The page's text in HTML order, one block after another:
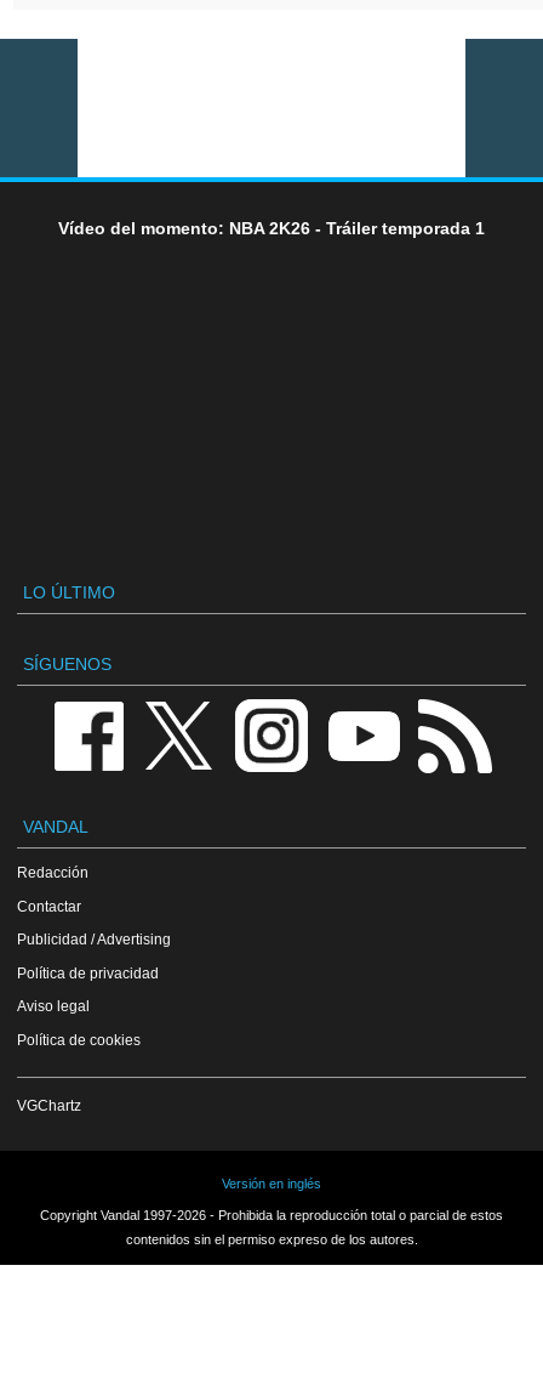
Vídeo del momento: NBA 2K26 - Tráiler temporada 1
LO ÚLTIMO
SÍGUENOS
VANDAL
Redacción
Contactar
Publicidad / Advertising
Política de privacidad
Aviso legal
Política de cookies
VGChartz
Versión en inglés
Copyright Vandal 1997-2026 - Prohibida la reproducción total o parcial de estos
contenidos sin el permiso expreso de los autores.